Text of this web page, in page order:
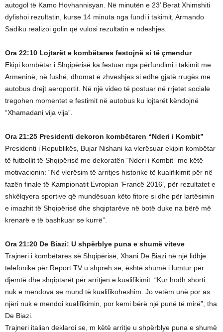
autogol të Kamo Hovhannisyan. Në minutën e 23’ Berat Xhimshiti
dyfishoi rezultatin, kurse 14 minuta nga fundi i takimit, Armando
Sadiku realizoi golin që vulosi rezultatin e ndeshjes.
Ora 22:10 Lojtarët e kombëtares festojnë si të çmendur
Ekipi kombëtar i Shqipërisë ka festuar nga përfundimi i takimit me
Armeninë, në fushë, dhomat e zhveshjes si edhe gjatë rrugës me
autobus drejt aeroportit. Në një video të postuar në rrjetet sociale
tregohen momentet e festimit në autobus ku lojtarët këndojnë
“Xhamadani vija vija”.
Ora 21:25 Presidenti dekoron kombëtaren “Nderi i Kombit”
Presidenti i Republikës, Bujar Nishani ka vlerësuar ekipin kombëtar
të futbollit të Shqipërisë me dekoratën “Nderi i Kombit” me këtë
motivacionin: “Në vlerësim të arritjes historike të kualifikimit për në
fazën finale të Kampionatit Evropian ‘Francë 2016’, për rezultatet e
shkëlqyera sportive që mundësuan këto fitore si dhe për lartësimin
e imazhit të Shqipërisë dhe shqiptarëve në botë duke na bërë më
krenarë e të bashkuar se kurrë”.
Ora 21:20 De Biazi: U shpërblye puna e shumë viteve
Trajneri i kombëtares së Shqipërisë, Xhani De Biazi në një lidhje
telefonike për Report TV u shpreh se, është shumë i lumtur për
djemtë dhe shqiptarët për arritjen e kualifikimit. “Kur hodh shorti
nuk e mendova se mund të kualifikoheshim. Jo vetëm unë por as
njëri nuk e mendoi kualifikimin, por kemi bërë një punë të mirë”, tha
De Biazi.
Trajneri italian deklaroi se, m këtë arritje u shpërblye puna e shumë